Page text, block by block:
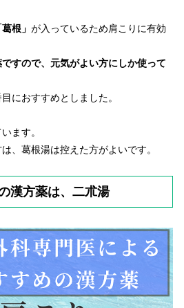
葛根」 が入っているため肩こりに有効
ですので、元気がよい方にしか使って
におすすめとしました。
ます。
、葛根湯は控えた方がよいです。
漢方薬は、二朮湯